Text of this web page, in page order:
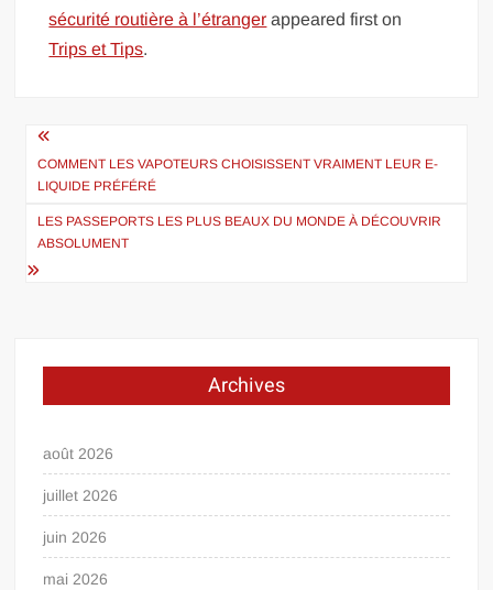
sécurité routière à l’étranger appeared first on
Trips et Tips.
Navigation
de
l’article
COMMENT LES VAPOTEURS CHOISISSENT VRAIMENT LEUR E-
LIQUIDE PRÉFÉRÉ
LES PASSEPORTS LES PLUS BEAUX DU MONDE À DÉCOUVRIR
ABSOLUMENT
Archives
août 2026
juillet 2026
juin 2026
mai 2026